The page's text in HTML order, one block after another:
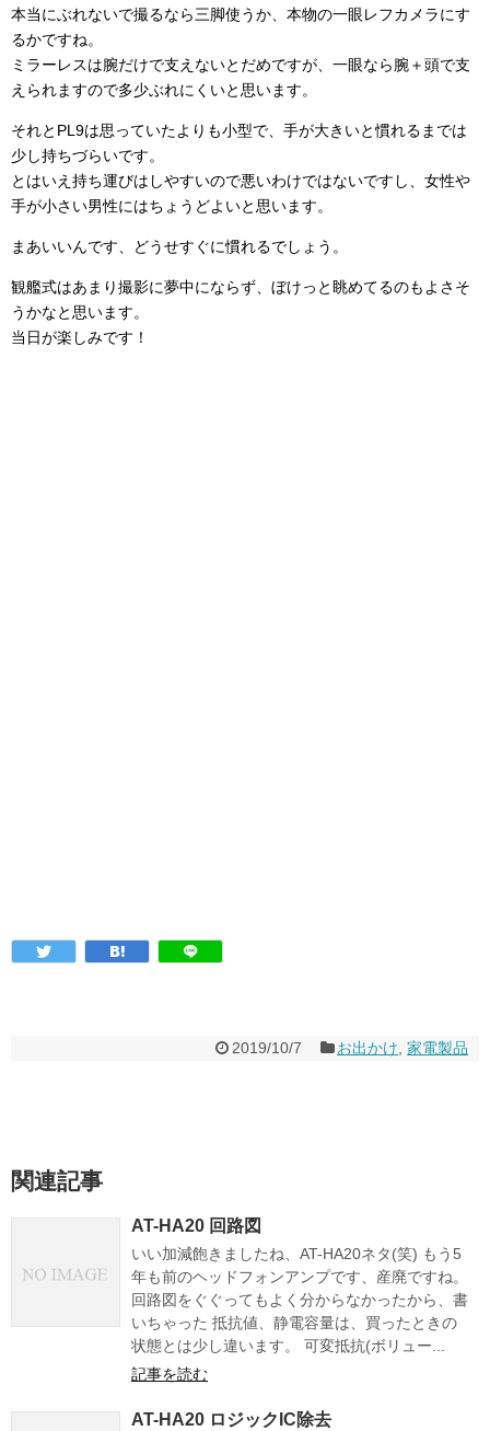
本当にぶれないで撮るなら三脚使うか、本物の一眼レフカメラにす
るかですね。
ミラーレスは腕だけで支えないとだめですが、一眼なら腕＋頭で支
えられますので多少ぶれにくいと思います。
それとPL9は思っていたよりも小型で、手が大きいと慣れるまでは
少し持ちづらいです。
とはいえ持ち運びはしやすいので悪いわけではないですし、女性や
手が小さい男性にはちょうどよいと思います。
まあいいんです、どうせすぐに慣れるでしょう。
観艦式はあまり撮影に夢中にならず、ぼけっと眺めてるのもよさそ
うかなと思います。
当日が楽しみです！
2019/10/7 お出かけ ,家電製品
関連記事
AT-HA20 回路図
いい加減飽きましたね、AT-HA20ネタ(笑) もう5
年も前のヘッドフォンアンプです、産廃ですね。
回路図をぐぐってもよく分からなかったから、書
いちゃった 抵抗値、静電容量は、買ったときの
状態とは少し違います。 可変抵抗(ボリュー...
記事を読む
AT-HA20 ロジックIC除去